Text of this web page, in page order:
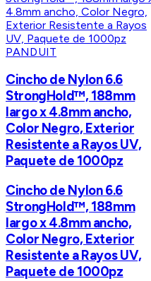
PANDUIT
Cincho de Nylon 6.6
StrongHold™, 188mm
largo x 4.8mm ancho,
Color Negro, Exterior
Resistente a Rayos UV,
Paquete de 1000pz
Cincho de Nylon 6.6
StrongHold™, 188mm
largo x 4.8mm ancho,
Color Negro, Exterior
Resistente a Rayos UV,
Paquete de 1000pz